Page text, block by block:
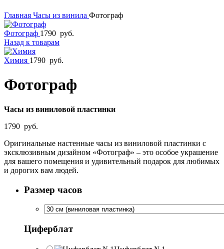
Главная Часы из винила Фотограф
Фотограф 1790 руб.
Назад к товарам
Химия 1790 руб.
Фотограф
Часы из виниловой пластинки
1790 руб.
Оригинальные настенные часы из виниловой пластинки с
эксклюзивным дизайном «Фотограф» – это особое украшение
для вашего помещения и удивительный подарок для любимых
и дорогих вам людей.
Размер часов
Циферблат